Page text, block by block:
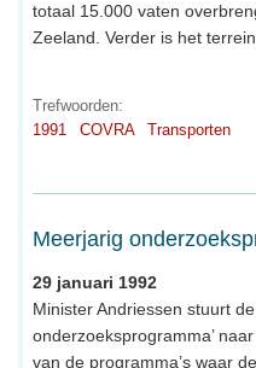
totaal 15.000 vaten
Zeeland. Verder is het
Trefwoorden:
1991
COVRA Transporten
Meerjarig
29 januari 1992
Minister Andriessen stuurt
onderzoeksprogramma’
van de programma’s waar